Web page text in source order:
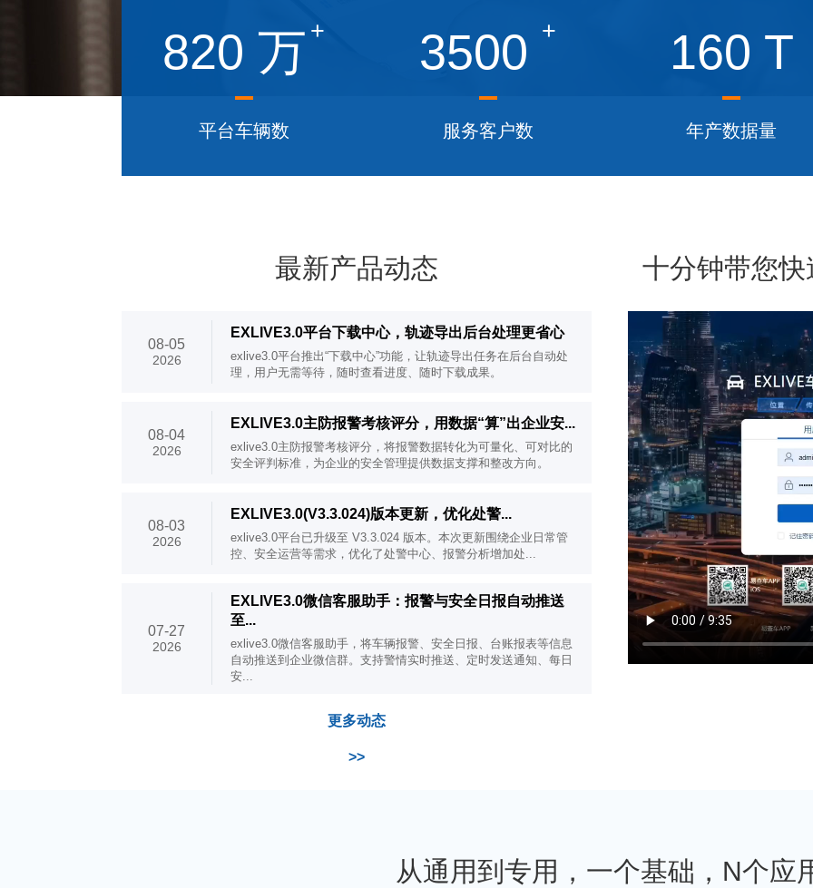
820 万 +
平台车辆数
3500 +
服务客户数
160 T
年产数据量
最新产品动态
08-05
2026
EXLIVE3.0平台下载中心，轨迹导出后台处理更省心
exlive3.0平台推出“下载中心”功能，让轨迹导出任务在后台自动处
理，用户无需等待，随时查看进度、随时下载成果。
08-04
2026
EXLIVE3.0主防报警考核评分，用数据“算”出企业安...
exlive3.0主防报警考核评分，将报警数据转化为可量化、可对比的
安全评判标准，为企业的安全管理提供数据支撑和整改方向。
08-03
2026
EXLIVE3.0(V3.3.024)版本更新，优化处警...
exlive3.0平台已升级至 V3.3.024 版本。本次更新围绕企业日常管
控、安全运营等需求，优化了处警中心、报警分析增加处...
07-27
2026
EXLIVE3.0微信客服助手：报警与安全日报自动推送
至...
exlive3.0微信客服助手，将车辆报警、安全日报、台账报表等信息
自动推送到企业微信群。支持警情实时推送、定时发送通知、每日
安...
更多动态
>>
十分钟带您
从通用到专用，一个基础，N个应